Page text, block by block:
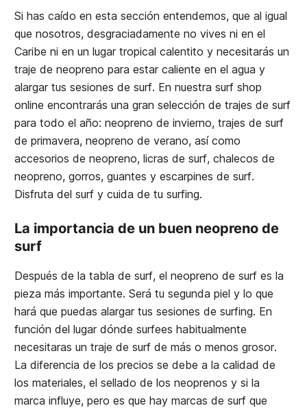
Si has caído en esta sección entendemos, que al igual
que nosotros, desgraciadamente no vives ni en el
Caribe ni en un lugar tropical calentito y necesitarás un
traje de neopreno para estar caliente en el agua y
alargar tus sesiones de surf. En nuestra surf shop
online encontrarás una gran selección de trajes de surf
para todo el año: neopreno de invierno, trajes de surf
de primavera, neopreno de verano, así como
accesorios de neopreno, licras de surf, chalecos de
neopreno, gorros, guantes y escarpines de surf.
Disfruta del surf y cuida de tu surfing.
La importancia de un buen neopreno de
surf
Después de la tabla de surf, el neopreno de surf es la
pieza más importante. Será tu segunda piel y lo que
hará que puedas alargar tus sesiones de surfing. En
función del lugar dónde surfees habitualmente
necesitaras un traje de surf de más o menos grosor.
La diferencia de los precios se debe a la calidad de
los materiales, el sellado de los neoprenos y si la
marca influye, pero es que hay marcas de surf que